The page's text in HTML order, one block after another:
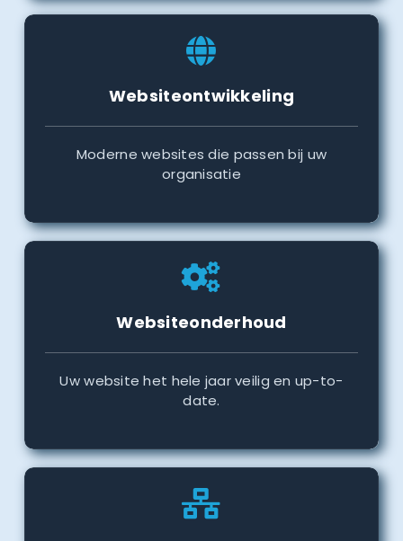
Websiteontwikkeling
Moderne websites die passen bij uw
organisatie
Websiteonderhoud
Uw website het hele jaar veilig en up-to-
date.